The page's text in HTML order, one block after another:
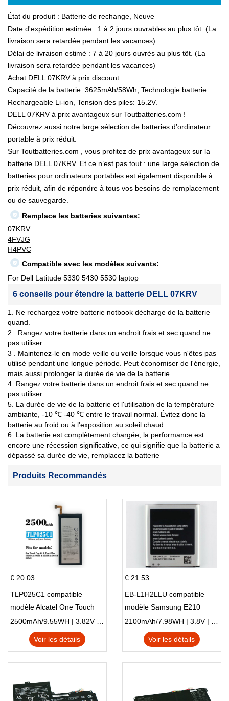
État du produit : Batterie de rechange, Neuve
Date d'expédition estimée : 1 à 2 jours ouvrables au plus tôt. (La
livraison sera retardée pendant les vacances)
Délai de livraison estimé : 7 à 20 jours ouvrés au plus tôt. (La
livraison sera retardée pendant les vacances)
Achat DELL 07KRV à prix discount
Capacité de la batterie: 3625mAh/58Wh, Technologie batterie:
Rechargeable Li-ion, Tension des piles: 15.2V.
DELL 07KRV à prix avantageux sur Toutbatteries.com !
Découvrez aussi notre large sélection de batteries d’ordinateur
portable à prix réduit.
Sur Toutbatteries.com , vous profitez de prix avantageux sur la
batterie DELL 07KRV. Et ce n’est pas tout : une large sélection de
batteries pour ordinateurs portables est également disponible à
prix réduit, afin de répondre à tous vos besoins de remplacement
ou de sauvegarde.
Remplace les batteries suivantes:
07KRV
4FVJG
H4PVC
Compatible avec les modèles suivants:
For Dell Latitude 5330 5430 5530 laptop
6 conseils pour étendre la batterie DELL 07KRV
1. Ne rechargez votre batterie notbook décharge de la batterie
quand.
2 . Rangez votre batterie dans un endroit frais et sec quand ne
pas utiliser.
3 . Maintenez-le en mode veille ou veille lorsque vous n'êtes pas
utilisé pendant une longue période. Peut économiser de l'énergie,
mais aussi prolonger la durée de vie de la batterie
4. Rangez votre batterie dans un endroit frais et sec quand ne
pas utiliser.
5. La durée de vie de la batterie et l'utilisation de la température
ambiante, -10 ℃ -40 ℃ entre le travail normal. Évitez donc la
batterie au froid ou à l'exposition au soleil chaud.
6. La batterie est complètement chargée, la performance est
encore une récession significative, ce qui signifie que la batterie a
dépassé sa durée de vie, remplacez la batterie
Produits Recommandés
€ 20.03
TLP025C1 compatible
modèle Alcatel One Touch
Pop 4 Plus OT-5056D
2500mAh/9.55WH | 3.82V | Li-ion ...
Voir les détails
€ 21.53
EB-L1H2LLU compatible
modèle Samsung E210
E210K i939
2100mAh/7.98WH | 3.8V | Li-ion ...
Voir les détails